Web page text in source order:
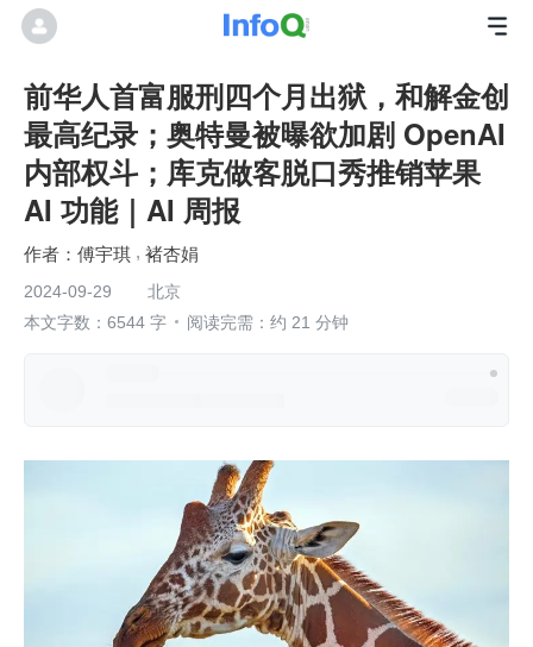
前华人首富服刑四个月出狱，和解金创
最高纪录；奥特曼被曝欲加剧 OpenAI
内部权斗；库克做客脱口秀推销苹果
AI 功能｜AI 周报
傅宇琪 褚杏娟
2024-09-29
北京
本文字数：6544 字
阅读完需：约 21 分钟